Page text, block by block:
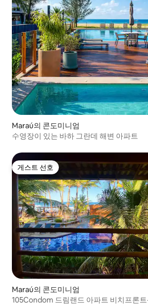
Maraú의 콘도미니엄
수영장이 있는 바하 그란데 해변 아파트
게스트 선호
게스트 선호
Maraú의 콘도미니엄
105Condom 드림랜드 아파트 비치프론